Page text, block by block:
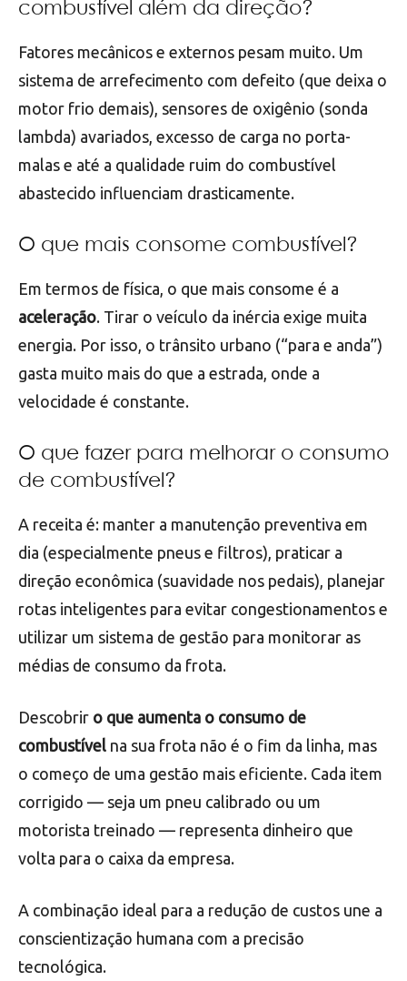
combustível além da direção?
Fatores mecânicos e externos pesam muito. Um
sistema de arrefecimento com defeito (que deixa o
motor frio demais), sensores de oxigênio (sonda
lambda) avariados, excesso de carga no porta-
malas e até a qualidade ruim do combustível
abastecido influenciam drasticamente.
O que mais consome combustível?
Em termos de física, o que mais consome é a
aceleração. Tirar o veículo da inércia exige muita
energia. Por isso, o trânsito urbano (“para e anda”)
gasta muito mais do que a estrada, onde a
velocidade é constante.
O que fazer para melhorar o consumo
de combustível?
A receita é: manter a manutenção preventiva em
dia (especialmente pneus e filtros), praticar a
direção econômica (suavidade nos pedais), planejar
rotas inteligentes para evitar congestionamentos e
utilizar um sistema de gestão para monitorar as
médias de consumo da frota.
Descobrir o que aumenta o consumo de
combustível na sua frota não é o fim da linha, mas
o começo de uma gestão mais eficiente. Cada item
corrigido — seja um pneu calibrado ou um
motorista treinado — representa dinheiro que
volta para o caixa da empresa.
A combinação ideal para a redução de custos une a
conscientização humana com a precisão
tecnológica.